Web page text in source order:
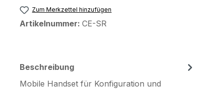
Zum Merkzettel hinzufügen
Artikelnummer: CE-SR
Beschreibung
Mobile Handset für Konfiguration und